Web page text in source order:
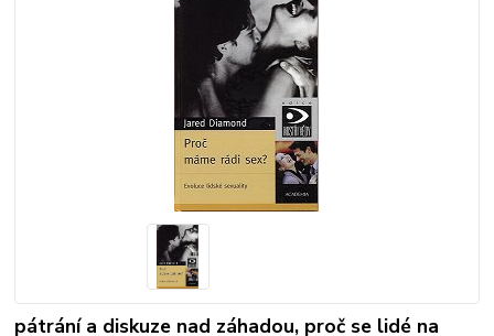
pátrání a diskuze nad záhadou, proč se lidé na